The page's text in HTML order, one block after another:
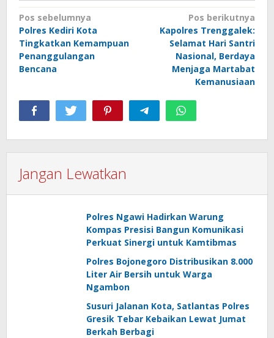
Navigasi
pos
Pos sebelumnya
Polres Kediri Kota
Tingkatkan Kemampuan
Penanggulangan
Bencana
Pos berikutnya
Kapolres Trenggalek:
Selamat Hari Santri
Nasional, Berdaya
Menjaga Martabat
Kemanusiaan
Jangan Lewatkan
Polres Ngawi Hadirkan Warung
Kompas Presisi Bangun Komunikasi
Perkuat Sinergi untuk Kamtibmas
Polres Bojonegoro Distribusikan 8.000
Liter Air Bersih untuk Warga
Ngambon
Susuri Jalanan Kota, Satlantas Polres
Gresik Tebar Kebaikan Lewat Jumat
Berkah Berbagi